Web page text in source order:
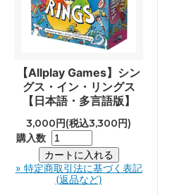
【Allplay Games】シン
グス・イン・リングス
【日本語・多言語版】
3,000円(税込3,300円)
購入数
» 特定商取引法に基づく表記
(返品など)